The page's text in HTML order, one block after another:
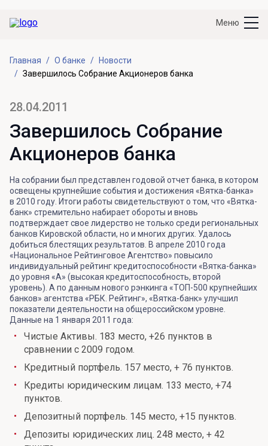
Меню
Главная О банке
Новости
Завершилось Собрание Акционеров банка
28.04.2011
Завершилось Собрание
Акционеров банка
На собрании был представлен годовой отчет банка, в котором
освещены крупнейшие события и достижения «Вятка-банка»
в 2010 году. Итоги работы свидетельствуют о том, что «Вятка-
банк» стремительно набирает обороты и вновь
подтверждает свое лидерство не только среди региональных
банков Кировской области, но и многих других. Удалось
добиться блестящих результатов. В апреле 2010 года
«Национальное Рейтинговое Агентство» повысило
индивидуальный рейтинг кредитоспособности «Вятка-банка»
до уровня «А» (высокая кредитоспособность, второй
уровень). А по данным нового рэнкинга «ТОП-500 крупнейших
банков» агентства «РБК. Рейтинг», «Вятка-банк» улучшил
показатели деятельности на общероссийском уровне.
Данные на 1 января 2011 года:
Чистые Активы. 183 место, +26 пунктов в
сравнении с 2009 годом.
Кредитный портфель. 157 место, + 76 пунктов.
Кредиты юридическим лицам. 133 место, +74
пунктов.
Депозитный портфель. 145 место, +15 пунктов.
Депозиты юридических лиц. 248 место, + 42